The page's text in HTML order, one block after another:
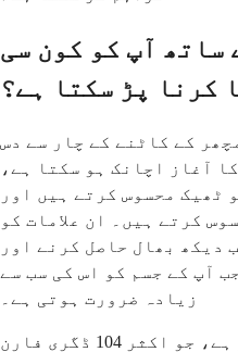
ساتھ آپ کو کون سی
کرنا پڑ سکتا ہے؟
کے کاٹنے کے چار سے دس
آغاز اچانک ہو سکتا ہے،
ٹھیک محسوس کرتے ہیں اور
کرتے ہیں۔ ان علامات کو
دیکھ بھال حاصل کرنے اور
آپ کے جسم کو اس کی سب سے
زیادہ ضرورت ہوتی ہے۔
سب سے نمایاں علامت تیز بخار ہے، جو اکثر 104 ڈگری فارن